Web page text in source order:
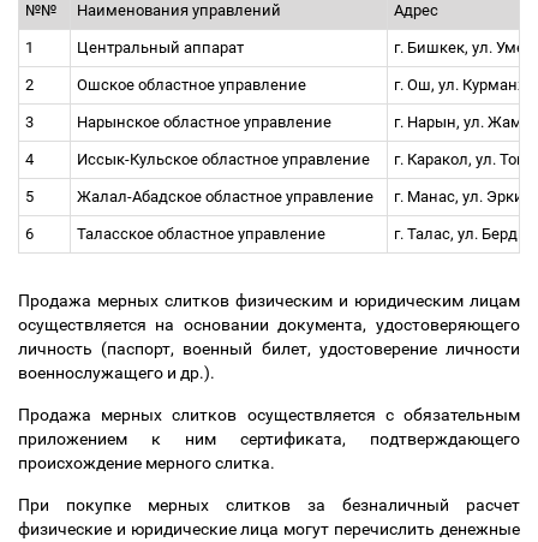
№№ Наименования управлений Адрес
1 Центральный аппарат г. Бишкек, ул.
2 Ошское областное управление г. Ош, ул.
3 Нарынское областное управление г. Нарын, ул.
4 Иссык-Кульское областное управление г. Каракол, ул.
5 Жалал-Абадское областное управление г. Манас, ул.
6 Таласское областное управление г. Талас, ул.
Продажа мерных слитков физическим и юридическим лицам
осуществляется на основании документа, удостоверяющего
личность (паспорт, военный билет, удостоверение личности
военнослужащего и др.).
Продажа мерных слитков осуществляется с обязательным
приложением к ним сертификата, подтверждающего
происхождение мерного слитка.
При покупке мерных слитков за безналичный расчет
физические и юридические лица могут перечислить денежные